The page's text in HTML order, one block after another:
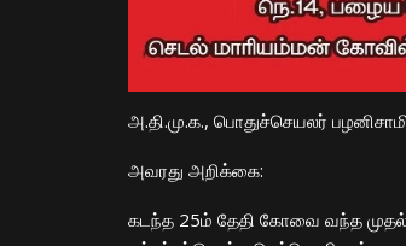
அ.தி.மு.க., பொதுச்செயலர்
அவரது அறிக்கை:
கடந்த 25ம் தேதி கோவை வந்த